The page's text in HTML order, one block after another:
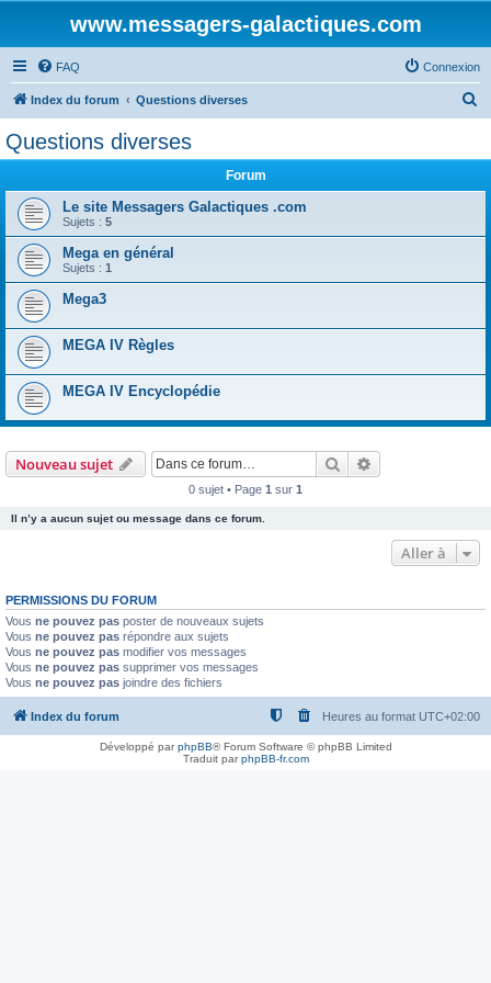
www.messagers-galactiques.com
FAQ Connexion
Index du forum Questions diverses
h
Questions diverses
Forum
Le site Messagers Galactiques .com
Sujets : 5
Mega en général
Sujets : 1
Mega3
MEGA IV Règles
MEGA IV Encyclopédie
Nouveau sujet Rechercher
0 sujet • Page 1 sur 1
Il n’y a aucun sujet ou message dans ce forum.
Aller à
PERMISSIONS DU FORUM
Vous ne pouvez pas poster de nouveaux sujets
Vous ne pouvez pas répondre aux sujets
Vous ne pouvez pas modifier vos messages
Vous ne pouvez pas supprimer vos messages
Vous ne pouvez pas joindre des fichiers
Index du forum Heures au format UTC+02:00
Développé parphpBB® Forum Software © phpBB Limited
Traduit parphpBB-fr.com